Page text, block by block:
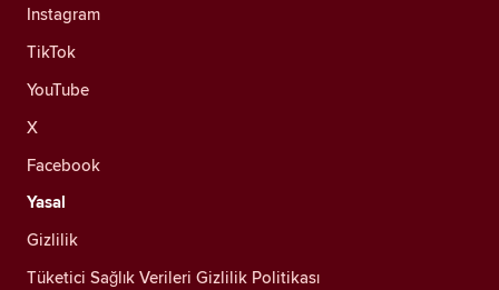
Instagram
TikTok
YouTube
X
Facebook
Yasal
Gizlilik
Tüketici Sağlık Verileri Gizlilik Politikası